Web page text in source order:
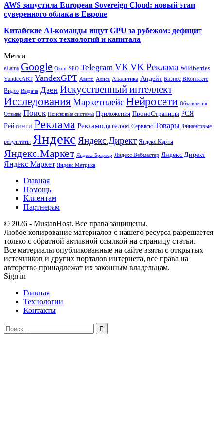
AWS запустила European Sovereign Cloud: новый этап
суверенного облака в Европе
Китайские AI-команды ищут GPU за рубежом: дефицит
ускоряет отток технологий и капитала
Метки
eLama Google Ozon SEO Telegram VK VK Реклама Wildberries
YandexART YandexGPT Авито Алиса Аналитика Апдейт Бизнес ВКонтакте
Видео Выдача Дзен Искусственный интеллект
Исследования МаркетплейсНейросети Объявления
Отзывы Поиск Поисковые системы Приложения ПромоСтраницы РСЯ
Рейтинги Реклама Рекламодателям Сервисы Товары Финансовые
результаты Яндекс Яндекс.Директ Яндекс.Карты
Яндекс.Маркет Яндекс Браузер Яндекс Вебмастер Яндекс Директ
Яндекс Маркет Яндекс Метрика
Главная
Помощь
Клиентам
Партнерам
© 2026 - MustanHost. Все права защищены.
Любое копирование материалов с нашего ресурса разрешается
только с обратной активной ссылкой на страницу статьи.
Все материалы опубликованные на сайте взяты с открытых
источников и других порталов интернета, все права на
авторство принадлежат их законным владельцам.
Sign in
Главная
Технологии
Контакты